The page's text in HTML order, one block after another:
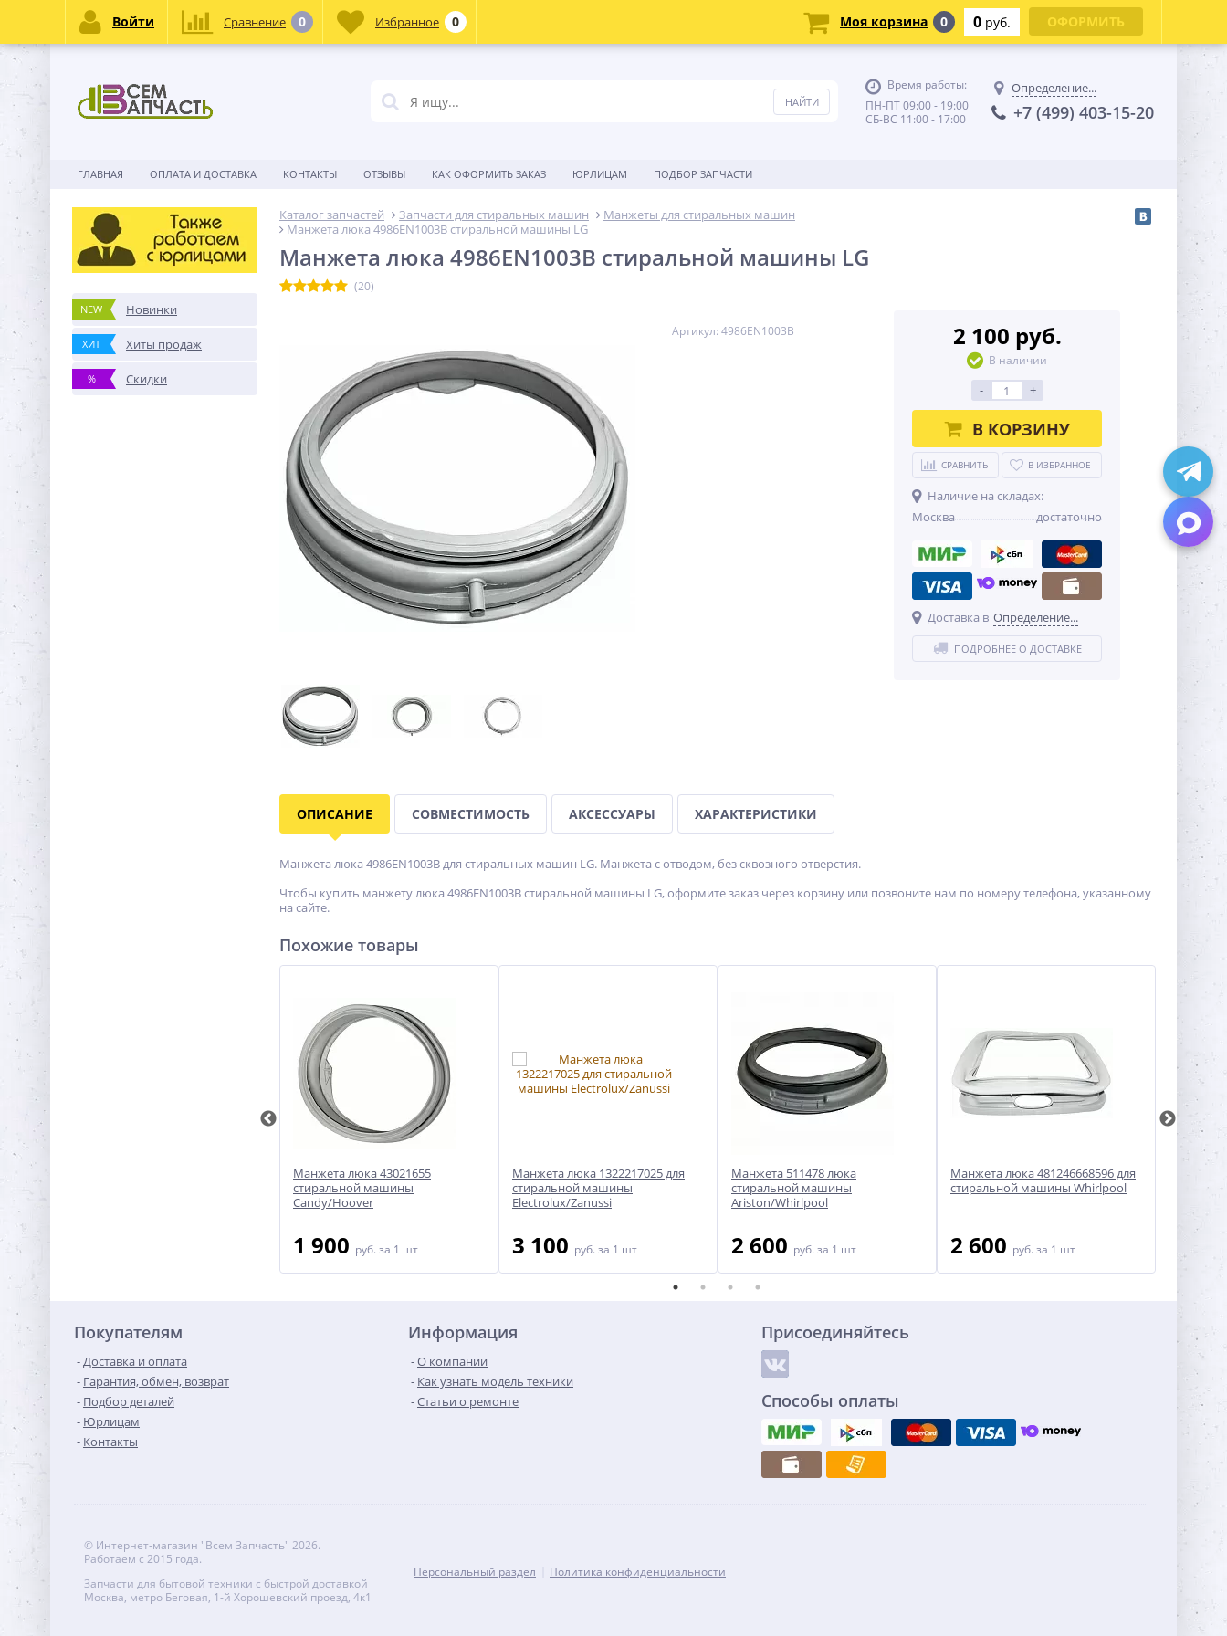
Время работы:
ПН-ПТ 09:00 - 19:00
СБ-ВС 11:00 - 17:00
Определение...
+7 (499) 403-15-20
ГЛАВНАЯ ОПЛАТА И ДОСТАВКА КОНТАКТЫ ОТЗЫВЫ КАК ОФОРМИТЬ ЗАКАЗ ЮРЛИЦАМ ПОДБОР ЗАПЧАСТИ
NEW Новинки
ХИТ Хиты продаж
% Скидки
Каталог запчастей Запчасти для стиральных машин
Манжеты для стиральных машин
Манжета люка 4986EN1003B стиральной машины LG
Манжета люка 4986EN1003B стиральной машины LG
(20)
Артикул: 4986EN1003B 2 100 руб.
В наличии
- +
В КОРЗИНУ
СРАВНИТЬ В ИЗБРАННОЕ
Наличие на складах:
Москва
достаточно
Доставка в Определение...
ПОДРОБНЕЕ О ДОСТАВКЕ
ОПИСАНИЕ СОВМЕСТИМОСТЬ АКСЕССУАРЫ ХАРАКТЕРИСТИКИ
Манжета люка 4986EN1003B для стиральных машин LG. Манжета с отводом, без сквозного отверстия.
Чтобы купить манжету люка 4986EN1003B стиральной машины LG, оформите заказ через корзину или позвоните нам по номеру телефона, указанному
на сайте.
Похожие товары
Манжета люка 43021655
стиральной машины
Candy/Hoover
1 900 руб. за 1 шт
Манжета люка 1322217025 для
стиральной машины
Electrolux/Zanussi
3 100 руб. за 1 шт
Манжета 511478 люка
стиральной машины
Ariston/Whirlpool
2 600 руб. за 1 шт
Манжета люка 481246668596 для
стиральной машины Whirlpool
2 600 руб. за 1 шт
Покупателям
Доставка и оплата
Гарантия, обмен, возврат
Подбор деталей
Юрлицам
Контакты
Информация
О компании
Как узнать модель техники
Статьи о ремонте
Присоединяйтесь
Способы оплаты
© Интернет-магазин "Всем Запчасть" 2026.
Работаем с 2015 года.
Запчасти для бытовой техники с быстрой доставкой
Москва, метро Беговая, 1-й Хорошевский проезд, 4к1
Персональный раздел Политика конфиденциальности
Войти Сравнение 0 Избранное 0 Моя корзина 0 0 руб. ОФОРМИТЬ